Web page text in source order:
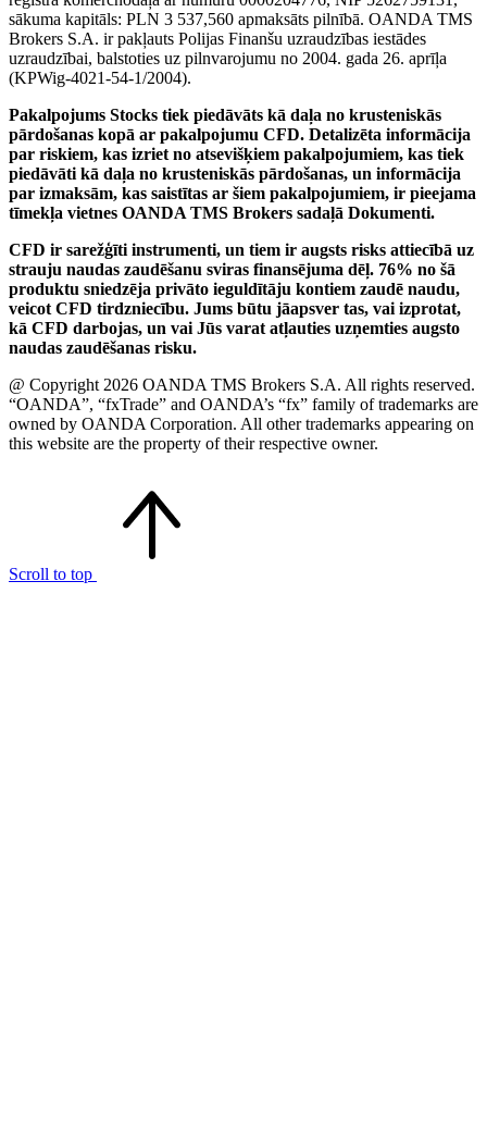
sākuma kapitāls: PLN 3 537,560 apmaksāts pilnībā. OANDA TMS
Brokers S.A. ir pakļauts Polijas Finanšu uzraudzības iestādes
uzraudzībai, balstoties uz pilnvarojumu no 2004. gada 26. aprīļa
(KPWig-4021-54-1/2004).
Pakalpojums Stocks tiek piedāvāts kā daļa no krusteniskās
pārdošanas kopā ar pakalpojumu CFD. Detalizēta informācija
par riskiem, kas izriet no atsevišķiem pakalpojumiem, kas tiek
piedāvāti kā daļa no krusteniskās pārdošanas, un informācija
par izmaksām, kas saistītas ar šiem pakalpojumiem, ir pieejama
tīmekļa vietnes OANDA TMS Brokers sadaļā Dokumenti.
CFD ir sarežģīti instrumenti, un tiem ir augsts risks attiecībā uz
strauju naudas zaudēšanu sviras finansējuma dēļ. 76% no šā
produktu sniedzēja privāto ieguldītāju kontiem zaudē naudu,
veicot CFD tirdzniecību. Jums būtu jāapsver tas, vai izprotat,
kā CFD darbojas, un vai Jūs varat atļauties uzņemties augsto
naudas zaudēšanas risku.
@ Copyright 2026 OANDA TMS Brokers S.A. All rights reserved.
“OANDA”, “fxTrade” and OANDA’s “fx” family of trademarks are
owned by OANDA Corporation. All other trademarks appearing on
this website are the property of their respective owner.
Scroll to top